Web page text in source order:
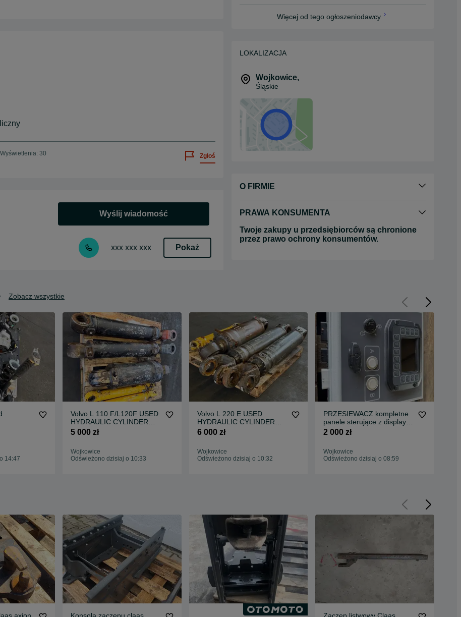
Wyświetlenia: 30 Zgłoś
Wyślij wiadomość
xxx xxx xxx Pokaż
Więcej od tego ogłoszeniodawcy
LOKALIZACJA
Wojkowice,
Śląskie
O FIRMIE
PRAWA KONSUMENTA
Twoje zakupy u przedsiębiorców są chronione
przez prawo ochrony konsumentów.
Zobacz wszystkie
14:47
Volvo L 110 F/L120F USED
HYDRAULIC CYLINDER
komplqetbsiłowników do
5 000 zł
Wojkowice
Odświeżono dzisiaj o 10:33
Volvo L 220 E USED
HYDRAULIC CYLINDER
komplet siłowników do
6 000 zł
Wojkowice
Odświeżono dzisiaj o 10:32
PRZESIEWACZ kompletne
panele sterujące z display
nowe
2 000 zł
Wojkowice
Odświeżono dzisiaj o 08:59